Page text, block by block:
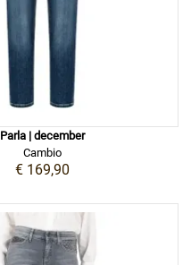
Parla | december
Cambio
€ 169,90